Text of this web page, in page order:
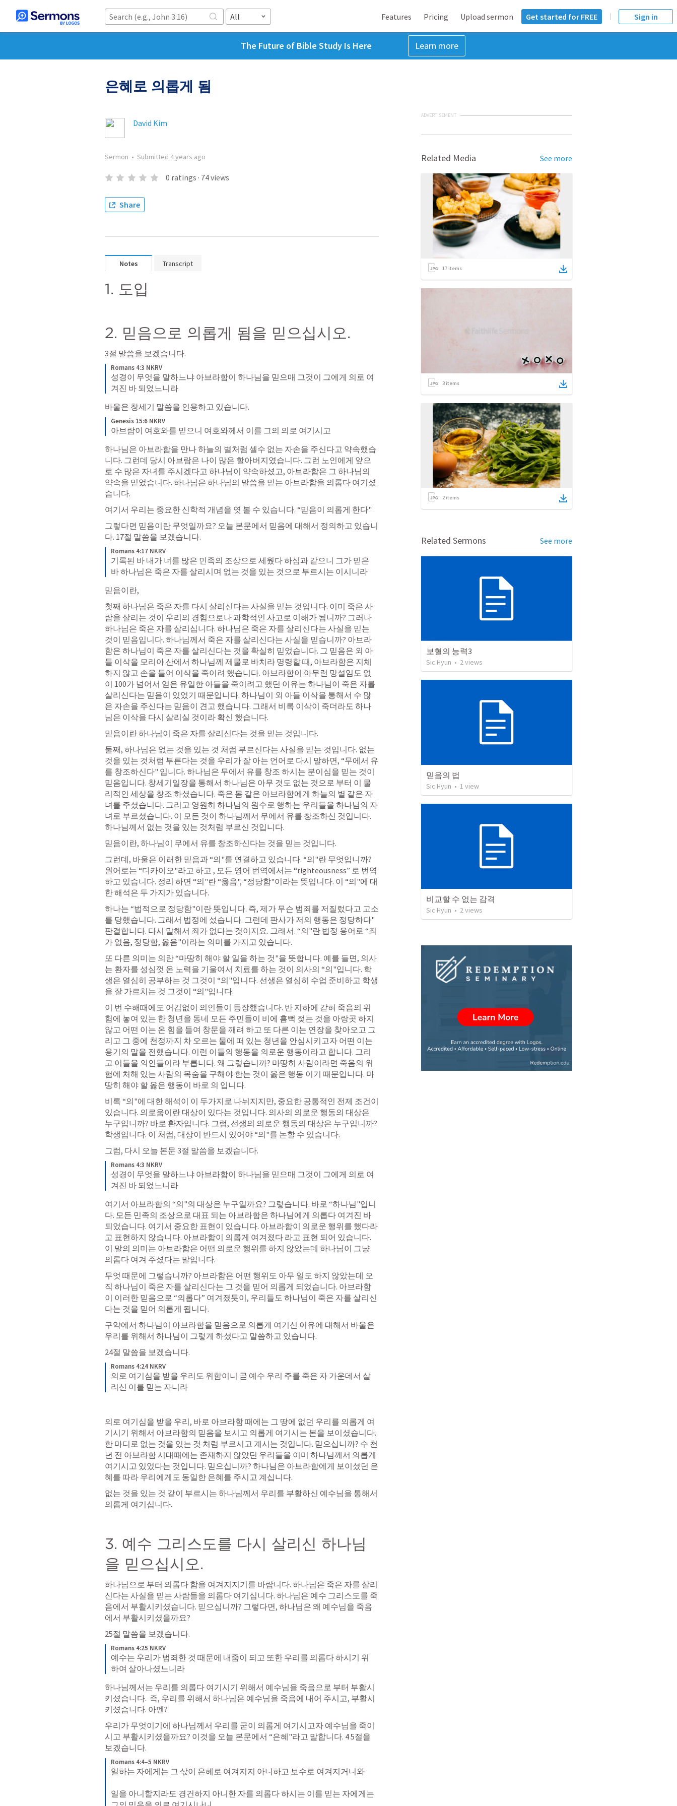
All Features Pricing Upload sermon Get started for FREE Sign in
The Future of Bible Study Is Here Learn more
은혜로 의롭게 됨
David Kim
Sermon • Submitted 4 years ago
0 ratings · 74views
Share
Notes Transcript
1. 도입
2. 믿음으로 의롭게 됨을 믿으십시오.
3절 말씀을 보겠습니다.
Romans 4:3 NKRV
성경이 무엇을 말하느냐 아브라함이 하나님을 믿으매 그것이 그에게 의로 여
겨진 바 되었느니라
바울은 창세기 말씀을 인용하고 있습니다.
Genesis 15:6 NKRV
아브람이 여호와를 믿으니 여호와께서 이를 그의 의로 여기시고
하나님은 아브라함을 만나 하늘의 별처럼 셀수 없는 자손을 주신다고 약속했습
니다. 그런데 당시 아브람은 나이 많은 할아버지였습니다. 그런 노인에게 앞으
로 수 많은 자녀를 주시겠다고 하나님이 약속하셨고, 아브라함은 그 하나님의
약속을 믿었습니다. 하나님은 하나님의 말씀을 믿는 아브라함을 의롭다 여기셨
습니다.
여기서 우리는 중요한 신학적 개념을 엿 볼 수 있습니다. “믿음이 의롭게 한다"
그렇다면 믿음이란 무엇일까요? 오늘 본문에서 믿음에 대해서 정의하고 있습니
다. 17절 말씀을 보겠습니다.
Romans 4:17 NKRV
기록된 바 내가 너를 많은 민족의 조상으로 세웠다 하심과 같으니 그가 믿은
바 하나님은 죽은 자를 살리시며 없는 것을 있는 것으로 부르시는 이시니라
믿음이란,
첫째 하나님은 죽은 자를 다시 살리신다는 사실을 믿는 것입니다. 이미 죽은 사
람을 살리는 것이 우리의 경험으로나 과학적인 사고로 이해가 됩니까? 그러나
하나님은 죽은 자를 살리십니다. 하나님은 죽은 자를 살리신다는 사실을 믿는
것이 믿음입니다. 하나님께서 죽은 자를 살리신다는 사실을 믿습니까? 아브라
함은 하나님이 죽은 자를 살리신다는 것을 확실히 믿었습니다. 그 믿음은 외 아
들 이삭을 모리아 산에서 하나님께 제물로 바치라 명령할 때, 아브라함은 지체
하지 않고 손을 들어 이삭을 죽이려 했습니다. 아브라함이 아무런 망설임도 없
이 100가 넘어서 얻은 유일한 아들을 죽이려고 했던 이유는 하나님이 죽은 자를
살리신다는 믿음이 있었기 때문입니다. 하나님이 외 아들 이삭을 통해서 수 많
은 자손을 주신다는 믿음이 견고 했습니다. 그래서 비록 이삭이 죽더라도 하나
님은 이삭을 다시 살리실 것이라 확신 했습니다.
믿음이란 하나님이 죽은 자를 살리신다는 것을 믿는 것입니다.
둘째, 하나님은 없는 것을 있는 것 처럼 부르신다는 사실을 믿는 것입니다. 없는
것을 있는 것처럼 부른다는 것을 우리가 잘 아는 언어로 다시 말하면, “무에서 유
를 창조하신다" 입니다. 하나님은 무에서 유를 창조 하시는 분이심을 믿는 것이
믿음입니다. 창세기일장을 통해서 하나님은 아무 것도 없는 것으로 부터 이 물
리적인 세상을 창조 하셨습니다. 죽은 몸 같은 아브라함에게 하늘의 별 같은 자
녀를 주셨습니다. 그리고 영원히 하나님의 원수로 행하는 우리들을 하나님의 자
녀로 부르셨습니다. 이 모든 것이 하나님께서 무에서 유를 창조하신 것입니다.
하나님께서 없는 것을 있는 것처럼 부르신 것입니다.
믿음이란, 하나님이 무에서 유를 창조하신다는 것을 믿는 것입니다.
그런데, 바울은 이러한 믿음과 “의"를 연결하고 있습니다. “의"란 무엇입니까?
원어로는 “디카이오"라고 하고 , 모든 영어 번역에서는 “righteousness” 로 번역
하고 있습니다. 정리 하면 “의"란 “옳음", “정당함"이라는 뜻입니다. 이 “의"에 대
한 해석은 두 가지가 있습니다.
하나는 “법적으로 정당함"이란 뜻입니다. 즉, 제가 무슨 범죄를 저질렀다고 고소
를 당했습니다. 그래서 법정에 섰습니다. 그런데 판사가 저의 행동은 정당하다"
판결합니다. 다시 말해서 죄가 없다는 것이지요. 그래서. “의"란 법정 용어로 “죄
가 없음, 정당함, 옳음"이라는 의미를 가지고 있습니다.
또 다른 의미는 의란 “마땅히 해야 할 일을 하는 것"을 뜻합니다. 예를 들면, 의사
는 환자를 성심껏 온 노력을 기울여서 치료를 하는 것이 의사의 “의"입니다. 학
생은 열심히 공부하는 것 그것이 “의"입니다. 선생은 열심히 수업 준비하고 학생
을 잘 가르치는 것 그것이 “의"입니다.
이 번 수해때에도 어김없이 의인들이 등장했습니다. 반 지하에 갇혀 죽음의 위
험에 놓여 있는 한 청년을 동네 모든 주민들이 비에 흠뻑 젖는 것을 아랑곳 하지
않고 어떤 이는 온 힘을 들여 창문을 깨려 하고 또 다른 이는 연장을 찾아오고 그
리고 그 중에 천정까지 차 오르는 물에 떠 있는 청년을 안심시키고자 어떤 이는
용기의 말을 전했습니다. 이런 이들의 행동을 의로운 행동이라고 합니다. 그리
고 이들을 의인들이라 부릅니다. 왜 그렇습니까? 마땅히 사람이라면 죽음의 위
험에 처해 있는 사람의 목숨을 구해야 한는 것이 옳은 행동 이기 때문입니다. 마
땅히 해야 할 옳은 행동이 바로 의 입니다.
비록 “의"에 대한 해석이 이 두가지로 나뉘지지만, 중요한 공통적인 전제 조건이
있습니다. 의로움이란 대상이 있다는 것입니다. 의사의 의로운 행동의 대상은
누구입니까? 바로 환자입니다. 그럼, 선생의 의로운 행동의 대상은 누구입니까?
학생입니다. 이 처럼, 대상이 반드시 있어야 “의"를 논할 수 있습니다.
그럼, 다시 오늘 본문 3절 말씀을 보겠습니다.
Romans 4:3 NKRV
성경이 무엇을 말하느냐 아브라함이 하나님을 믿으매 그것이 그에게 의로 여
겨진 바 되었느니라
여기서 아브라함의 “의"의 대상은 누구일까요? 그렇습니다. 바로 “하나님"입니
다. 모든 민족의 조상으로 대표 되는 아브라함은 하나님에게 의롭다 여겨진 바
되었습니다. 여기서 중요한 표현이 있습니다. 아브라함이 의로운 행위를 했다라
고 표현하지 않습니다. 아브라함이 의롭게 여겨졌다 라고 표현 되어 있습니다.
이 말의 의미는 아브라함은 어떤 의로운 행위를 하지 않았는데 하나님이 그냥
의롭다 여겨 주셨다는 말입니다.
무엇 때문에 그렇습니까? 아브라함은 어떤 행위도 아무 일도 하지 않았는데 오
직 하나님이 죽은 자를 살리신다는 그 것을 믿어 의롭게 되었습니다. 아브라함
이 이러한 믿음으로 “의롭다” 여겨졌듯이, 우리들도 하나님이 죽은 자를 살리신
다는 것을 믿어 의롭게 됩니다.
구약에서 하나님이 아브라함을 믿음으로 의롭게 여기신 이유에 대해서 바울은
우리를 위해서 하나님이 그렇게 하셨다고 말씀하고 있습니다.
24절 말씀을 보겠습니다.
Romans 4:24 NKRV
의로 여기심을 받을 우리도 위함이니 곧 예수 우리 주를 죽은 자 가운데서 살
리신 이를 믿는 자니라
의로 여기심을 받을 우리, 바로 아브라함 때에는 그 땅에 없던 우리를 의롭게 여
기시기 위해서 아브라함의 믿음을 보시고 의롭게 여기시는 본을 보이셨습니다.
한 마디로 없는 것을 있는 것 처럼 부르시고 계시는 것입니다. 믿으십니까? 수 천
년 전 아브라함 시대때에는 존재하지 않았던 우리들을 이미 하나님께서 의롭게
여기시고 있었다는 것입니다. 믿으십니까? 하나님은 아브라함에게 보이셨던 은
혜를 따라 우리에게도 동일한 은혜를 주시고 계십니다.
없는 것을 있는 것 같이 부르시는 하나님께서 우리를 부활하신 예수님을 통해서
의롭게 여기십니다.
3. 예수 그리스도를 다시 살리신 하나님
을 믿으십시오.
하나님으로 부터 의롭다 함을 여겨지지기를 바랍니다. 하나님은 죽은 자를 살리
신다는 사실을 믿는 사람들을 의롭다 여기십니다. 하나님은 예수 그리스도를 죽
음에서 부활시키셨습니다. 믿으십니까? 그렇다면, 하나님은 왜 예수님을 죽음
에서 부활시키셨을까요?
25절 말씀을 보겠습니다.
Romans 4:25 NKRV
예수는 우리가 범죄한 것 때문에 내줌이 되고 또한 우리를 의롭다 하시기 위
하여 살아나셨느니라
하나님께서는 우리를 의롭다 여기시기 위해서 예수님을 죽음으로 부터 부활시
키셨습니다.  즉, 우리를 위해서 하나님은 예수님을 죽음에 내어 주시고, 부활시
키셨습니다. 아멘?
우리가 무엇이기에 하나님께서 우리를 굳이 의롭게 여기시고자 예수님을 죽이
시고 부활시키셨을까요? 이것을 오늘 본문에서 “은혜"라고 말합니다. 4 5절을
보겠습니다.
Romans 4:4–5 NKRV
일하는 자에게는 그 삯이 은혜로 여겨지지 아니하고 보수로 여겨지거니와
일을 아니할지라도 경건하지 아니한 자를 의롭다 하시는 이를 믿는 자에게는
ADVERTISEMENT
Related Media See more
17 items
3 items
2items
Related Sermons See more
보혈의 능력3
Sic Hyun • 2views
믿음의 법
Sic Hyun • 1 view
비교할 수 없는 감격
Sic Hyun • 2 views